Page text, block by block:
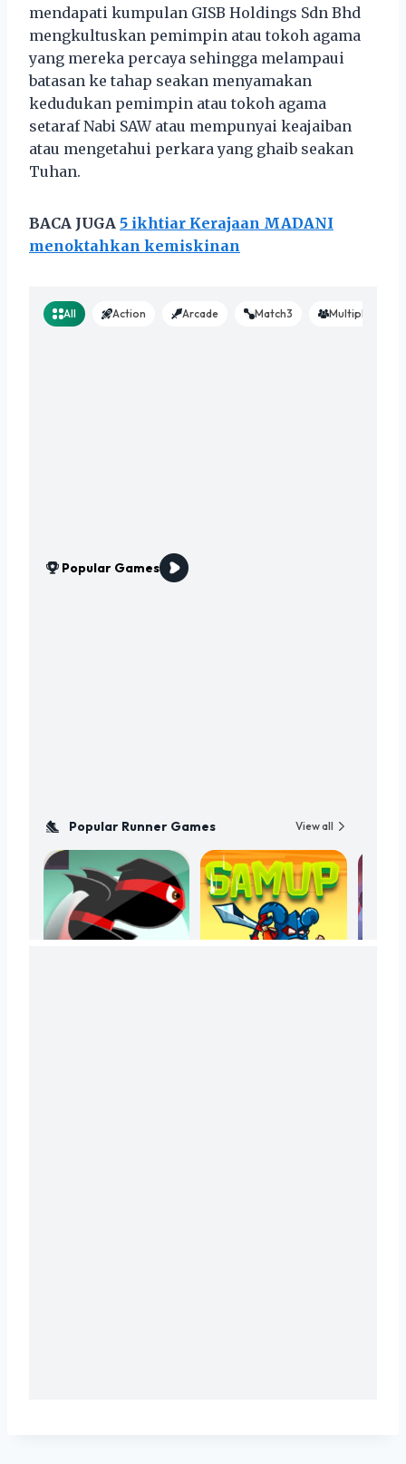
mendapati kumpulan GISB Holdings Sdn Bhd
mengkultuskan pemimpin atau tokoh agama
yang mereka percaya sehingga melampaui
batasan ke tahap seakan menyamakan
kedudukan pemimpin atau tokoh agama
setaraf Nabi SAW atau mempunyai keajaiban
atau mengetahui perkara yang ghaib seakan
Tuhan.
BACA JUGA 5 ikhtiar Kerajaan MADANI
menoktahkan kemiskinan